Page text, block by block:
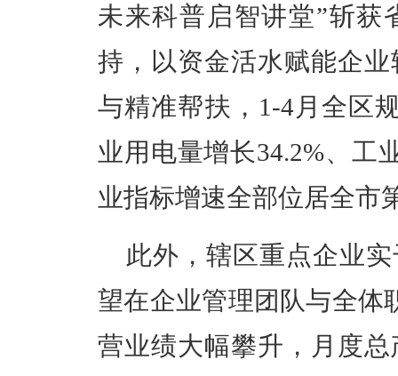
未来科普启智讲堂”斩获
持，以资金活水赋能企
与精准帮扶，1-4月全区
业用电量增长34.2%、工
业指标增速全部位居全市
此外，辖区重点企业
望在企业管理团队与全体
营业绩大幅攀升，月度